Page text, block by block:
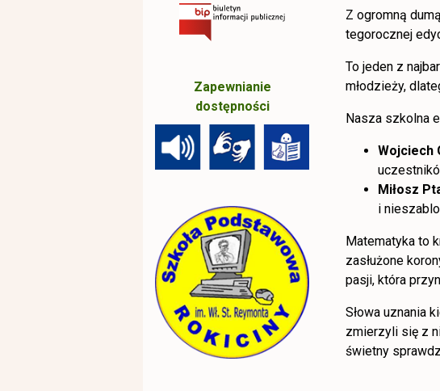
Z ogromną
tegorocznej
To jeden z
młodzieży,
Nasza szkolna
Wojciech
Miłosz
i
Matematyka to
zasłużone
pasji, która
Słowa uznania
zmierzyli się z
świetny
Zapewnianie
dostępności